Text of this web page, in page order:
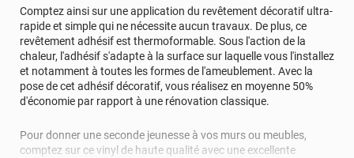
Comptez ainsi sur une application du revêtement décoratif ultra-
rapide et simple qui ne nécessite aucun travaux. De plus, ce
revêtement adhésif est thermoformable. Sous l'action de la
chaleur, l'adhésif s'adapte à la surface sur laquelle vous l'installez
et notamment à toutes les formes de l'ameublement. Avec la
pose de cet adhésif décoratif, vous réalisez en moyenne 50%
d'économie par rapport à une rénovation classique.
Pour donner une seconde jeunesse à vos murs ou meubles,
comptez sur ce vinyl de haute qualité avec une excellente